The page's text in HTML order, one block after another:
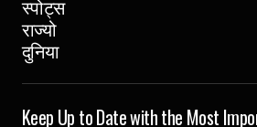
स्पोट्स
राज्यो
दुनिया
Keep Up to Date with the Most